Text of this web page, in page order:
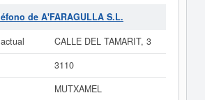
de A'FARAGULLA S.L.
CALLE DEL TAMARIT, 3
3110
MUTXAMEL